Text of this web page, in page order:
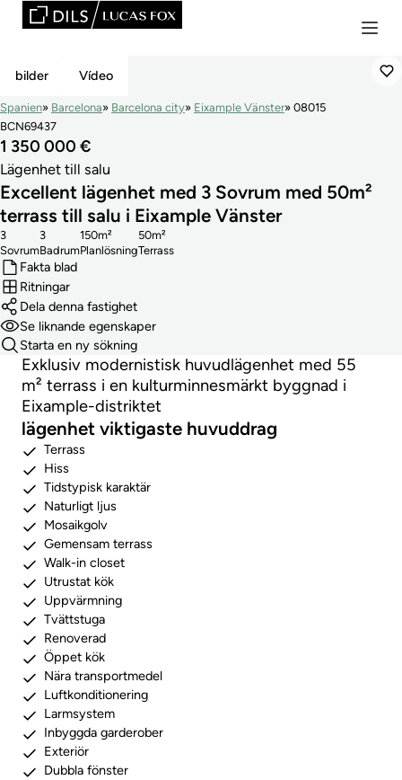
Top Pick
bilder Vídeo
Spanien Barcelona Barcelona city Eixample Vänster
08015
BCN69437
1 350 000 €
Lägenhet till salu
Excellent lägenhet med 3 Sovrum med 50m²
terrass till salu i Eixample Vänster
Sovrum
3
Badrum
3
Planlösning
150m²
Terrass
50m²
Fakta blad
Ritningar
Dela denna fastighet
Se liknande egenskaper
Starta en ny sökning
Exklusiv modernistisk huvudlägenhet med 55
m² terrass i en kulturminnesmärkt byggnad i
Eixample-distriktet
lägenhet viktigaste huvuddrag
Terrass
Hiss
Tidstypisk karaktär
Naturligt ljus
Mosaikgolv
Gemensam terrass
Walk-in closet
Utrustat kök
Uppvärmning
Tvättstuga
Renoverad
Öppet kök
Nära transportmedel
Luftkonditionering
Larmsystem
Inbyggda garderober
Exteriör
Dubbla fönster